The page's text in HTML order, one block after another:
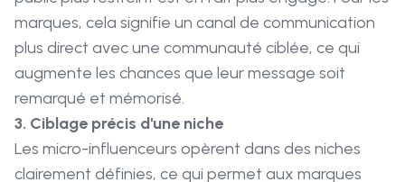
marques, cela signifie un canal de communication
plus direct avec une communauté ciblée, ce qui
augmente les chances que leur message soit
remarqué et mémorisé.
3. Ciblage précis d'une niche
Les micro-influenceurs opèrent dans des niches
clairement définies, ce qui permet aux marques